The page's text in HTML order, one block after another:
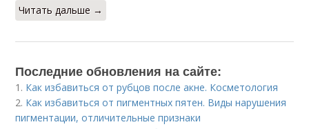
Читать дальше →
Последние обновления на сайте:
1. Как избавиться от рубцов после акне. Косметология
2. Как избавиться от пигментных пятен. Виды нарушения
пигментации, отличительные признаки